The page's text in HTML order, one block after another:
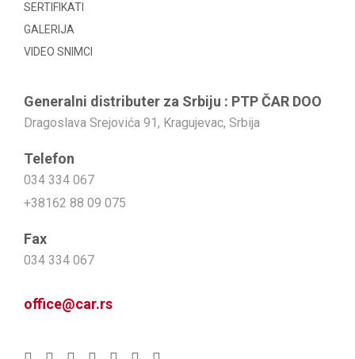
SERTIFIKATI
GALERIJA
VIDEO SNIMCI
Generalni distributer za Srbiju : PTP ČAR DOO
Dragoslava Srejovića 91, Kragujevac, Srbija
Telefon
034 334 067
+38162 88 09 075
Fax
034 334 067
office@car.rs